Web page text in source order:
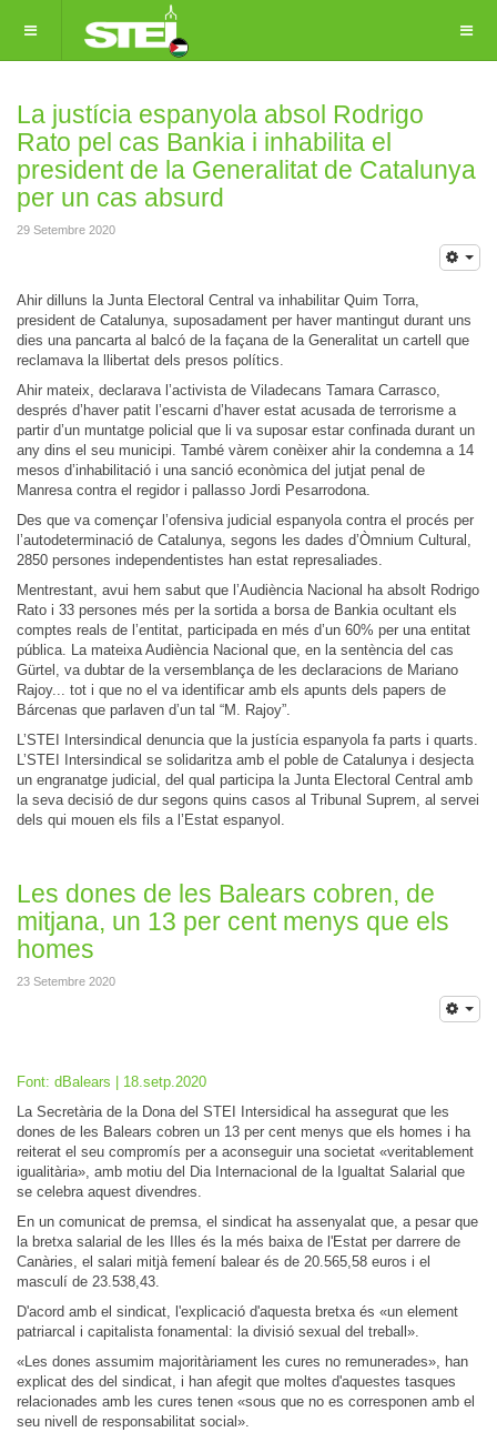
La justícia espanyola absol Rodrigo
Rato pel cas Bankia i inhabilita el
president de la Generalitat de Catalunya
per un cas absurd
29 Setembre 2020
Ahir dilluns la Junta Electoral Central va inhabilitar Quim Torra,
president de Catalunya, suposadament per haver mantingut durant uns
dies una pancarta al balcó de la façana de la Generalitat un cartell que
reclamava la llibertat dels presos polítics.
Ahir mateix, declarava l’activista de Viladecans Tamara Carrasco,
després d’haver patit l’escarni d’haver estat acusada de terrorisme a
partir d’un muntatge policial que li va suposar estar confinada durant un
any dins el seu municipi. També vàrem conèixer ahir la condemna a 14
mesos d’inhabilitació i una sanció econòmica del jutjat penal de
Manresa contra el regidor i pallasso Jordi Pesarrodona.
Des que va començar l’ofensiva judicial espanyola contra el procés per
l’autodeterminació de Catalunya, segons les dades d’Òmnium Cultural,
2850 persones independentistes han estat represaliades.
Mentrestant, avui hem sabut que l’Audiència Nacional ha absolt Rodrigo
Rato i 33 persones més per la sortida a borsa de Bankia ocultant els
comptes reals de l’entitat, participada en més d’un 60% per una entitat
pública. La mateixa Audiència Nacional que, en la sentència del cas
Gürtel, va dubtar de la versemblança de les declaracions de Mariano
Rajoy... tot i que no el va identificar amb els apunts dels papers de
Bárcenas que parlaven d’un tal “M. Rajoy”.
L’STEI Intersindical denuncia que la justícia espanyola fa parts i quarts.
L’STEI Intersindical se solidaritza amb el poble de Catalunya i desjecta
un engranatge judicial, del qual participa la Junta Electoral Central amb
la seva decisió de dur segons quins casos al Tribunal Suprem, al servei
dels qui mouen els fils a l’Estat espanyol.
Les dones de les Balears cobren, de
mitjana, un 13 per cent menys que els
homes
23 Setembre 2020
Font: dBalears | 18.setp.2020
La Secretària de la Dona del STEI Intersidical ha assegurat que les
dones de les Balears cobren un 13 per cent menys que els homes i ha
reiterat el seu compromís per a aconseguir una societat «veritablement
igualitària», amb motiu del Dia Internacional de la Igualtat Salarial que
se celebra aquest divendres.
En un comunicat de premsa, el sindicat ha assenyalat que, a pesar que
la bretxa salarial de les Illes és la més baixa de l'Estat per darrere de
Canàries, el salari mitjà femení balear és de 20.565,58 euros i el
masculí de 23.538,43.
D'acord amb el sindicat, l'explicació d'aquesta bretxa és «un element
patriarcal i capitalista fonamental: la divisió sexual del treball».
«Les dones assumim majoritàriament les cures no remunerades», han
explicat des del sindicat, i han afegit que moltes d'aquestes tasques
relacionades amb les cures tenen «sous que no es corresponen amb el
seu nivell de responsabilitat social».